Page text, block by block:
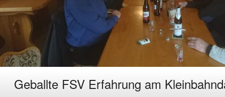
Geballte FSV Erfahrung am